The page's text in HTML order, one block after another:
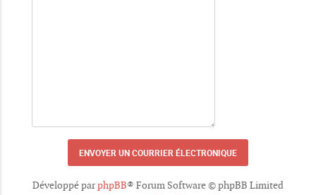
Développé parphpBB® Forum Software © phpBB Limited